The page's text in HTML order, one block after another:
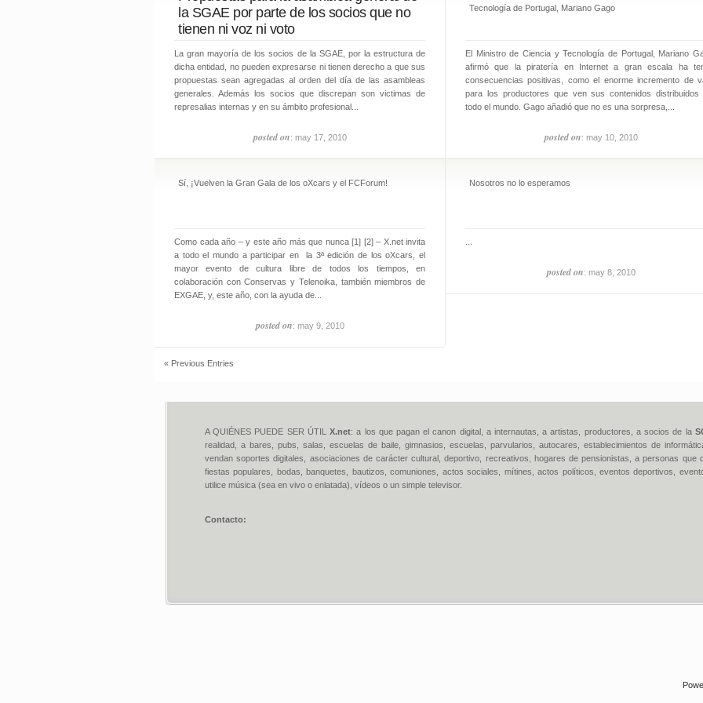
la SGAE por parte de los socios que no
tienen ni voz ni voto
La gran mayoría de los socios de la SGAE, por la estructura de
dicha entidad, no pueden expresarse ni tienen derecho a que sus
propuestas sean agregadas al orden del día de las asambleas
generales. Además los socios que discrepan son victimas de
represalias internas y en su ámbito profesional...
posted on: may 17, 2010
Tecnología de Portugal, Mariano Gago
El Ministro de Ciencia y Tecnología de Portugal, Mariano
afirmó que la piratería en Internet a gran escala ha
consecuencias positivas, como el enorme incremento de
para los productores que ven sus contenidos distribuidos
todo el mundo. Gago añadió que no es una sorpresa,...
posted on: may 10, 2010
Sí, ¡Vuelven la Gran Gala de los oXcars y el FCForum!
Como cada año – y este año más que nunca [1] [2] – X.net invita
a todo el mundo a participar en la 3ª edición de los oXcars, el
mayor evento de cultura libre de todos los tiempos, en
colaboración con Conservas y Telenoika, también miembros de
EXGAE, y, este año, con la ayuda de...
posted on: may 9, 2010
Nosotros no lo esperamos
posted on: may 8, 2010
« Previous Entries
A QUIÉNES PUEDE SER ÚTILX.net: a los que pagan el canon digital, a internautas, a artistas, productores, a socios de la
realidad, a bares, pubs, salas, escuelas de baile, gimnasios, escuelas, parvularios, autocares, establecimientos de
vendan soportes digitales, asociaciones de carácter cultural, deportivo, recreativos, hogares de pensionistas, a personas que
fiestas populares, bodas, banquetes, bautizos, comuniones, actos sociales, mítines, actos políticos, eventos deportivos,
utilice música (sea en vivo o enlatada), vídeos o un simple televisor.
Contacto: